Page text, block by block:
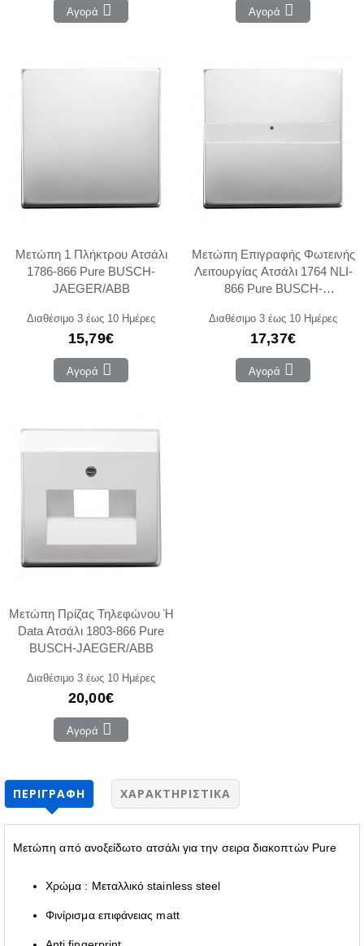
Αγορά Αγορά
Μετώπη 1 Πλήκτρου Ατσάλι
1786-866 Pure BUSCH-
JAEGER/ABB
Διαθέσιμο 3 έως 10 Ημέρες
15,79€
Αγορά
Μετώπη Επιγραφής Φωτεινής
Λειτουργίας Ατσάλι 1764 NLI-
866 Pure BUSCH-
Διαθέσιμο 3 έως 10 Ημέρες
17,37€
Αγορά
Μετώπη Πρίζας Τηλεφώνου Ή
Data Ατσάλι 1803-866 Pure
BUSCH-JAEGER/ABB
Διαθέσιμο 3 έως 10 Ημέρες
20,00€
Αγορά
ΠΕΡΙΓΡΑΦΉ ΧΑΡΑΚΤΗΡΙΣΤΙΚΆ
Μετώπη από ανοξείδωτο ατσάλι για την σειρα διακοπτών Pure
Χρώμα : Μεταλλικό stainless steel
Φινίρισμα επιφάνειας matt